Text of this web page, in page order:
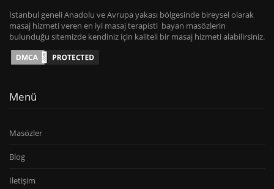
İstanbul geneli Anadolu ve Avrupa yakası bölgesinde bireysel olarak
masaj hizmeti veren en iyi masaj terapisti bayan masözlerin
bulunduğu sitemizde kendiniz için kaliteli bir masaj hizmeti alabilirsiniz.
Menü
Masözler
Blog
İletişim